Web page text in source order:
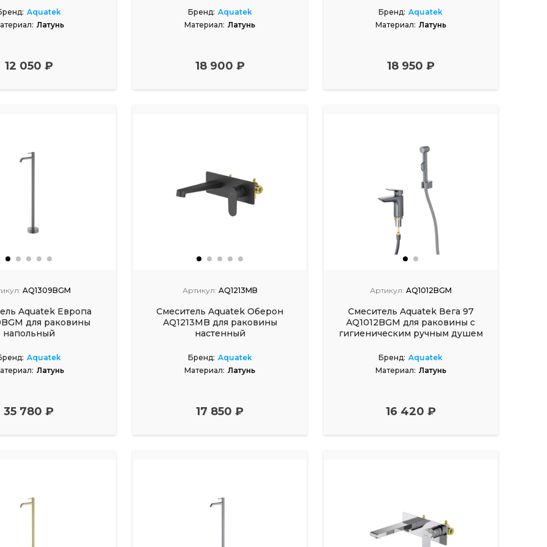
Aquatek
Латунь
12 050 ₽
Бренд: Aquatek
Материал: Латунь
18 900 ₽
Бренд: Aquatek
Материал: Латунь
18 950 ₽
AQ1309BGM
Aquatek Европа
для раковины
напольный
Aquatek
Латунь
35 780 ₽
Артикул: AQ1213MB
Смеситель Aquatek Оберон
AQ1213MB для раковины
настенный
Бренд: Aquatek
Материал: Латунь
17 850 ₽
Артикул: AQ1012BGM
Смеситель Aquatek Вега 97
AQ1012BGM для раковины с
гигиеническим ручным душем
Бренд: Aquatek
Материал: Латунь
16 420 ₽